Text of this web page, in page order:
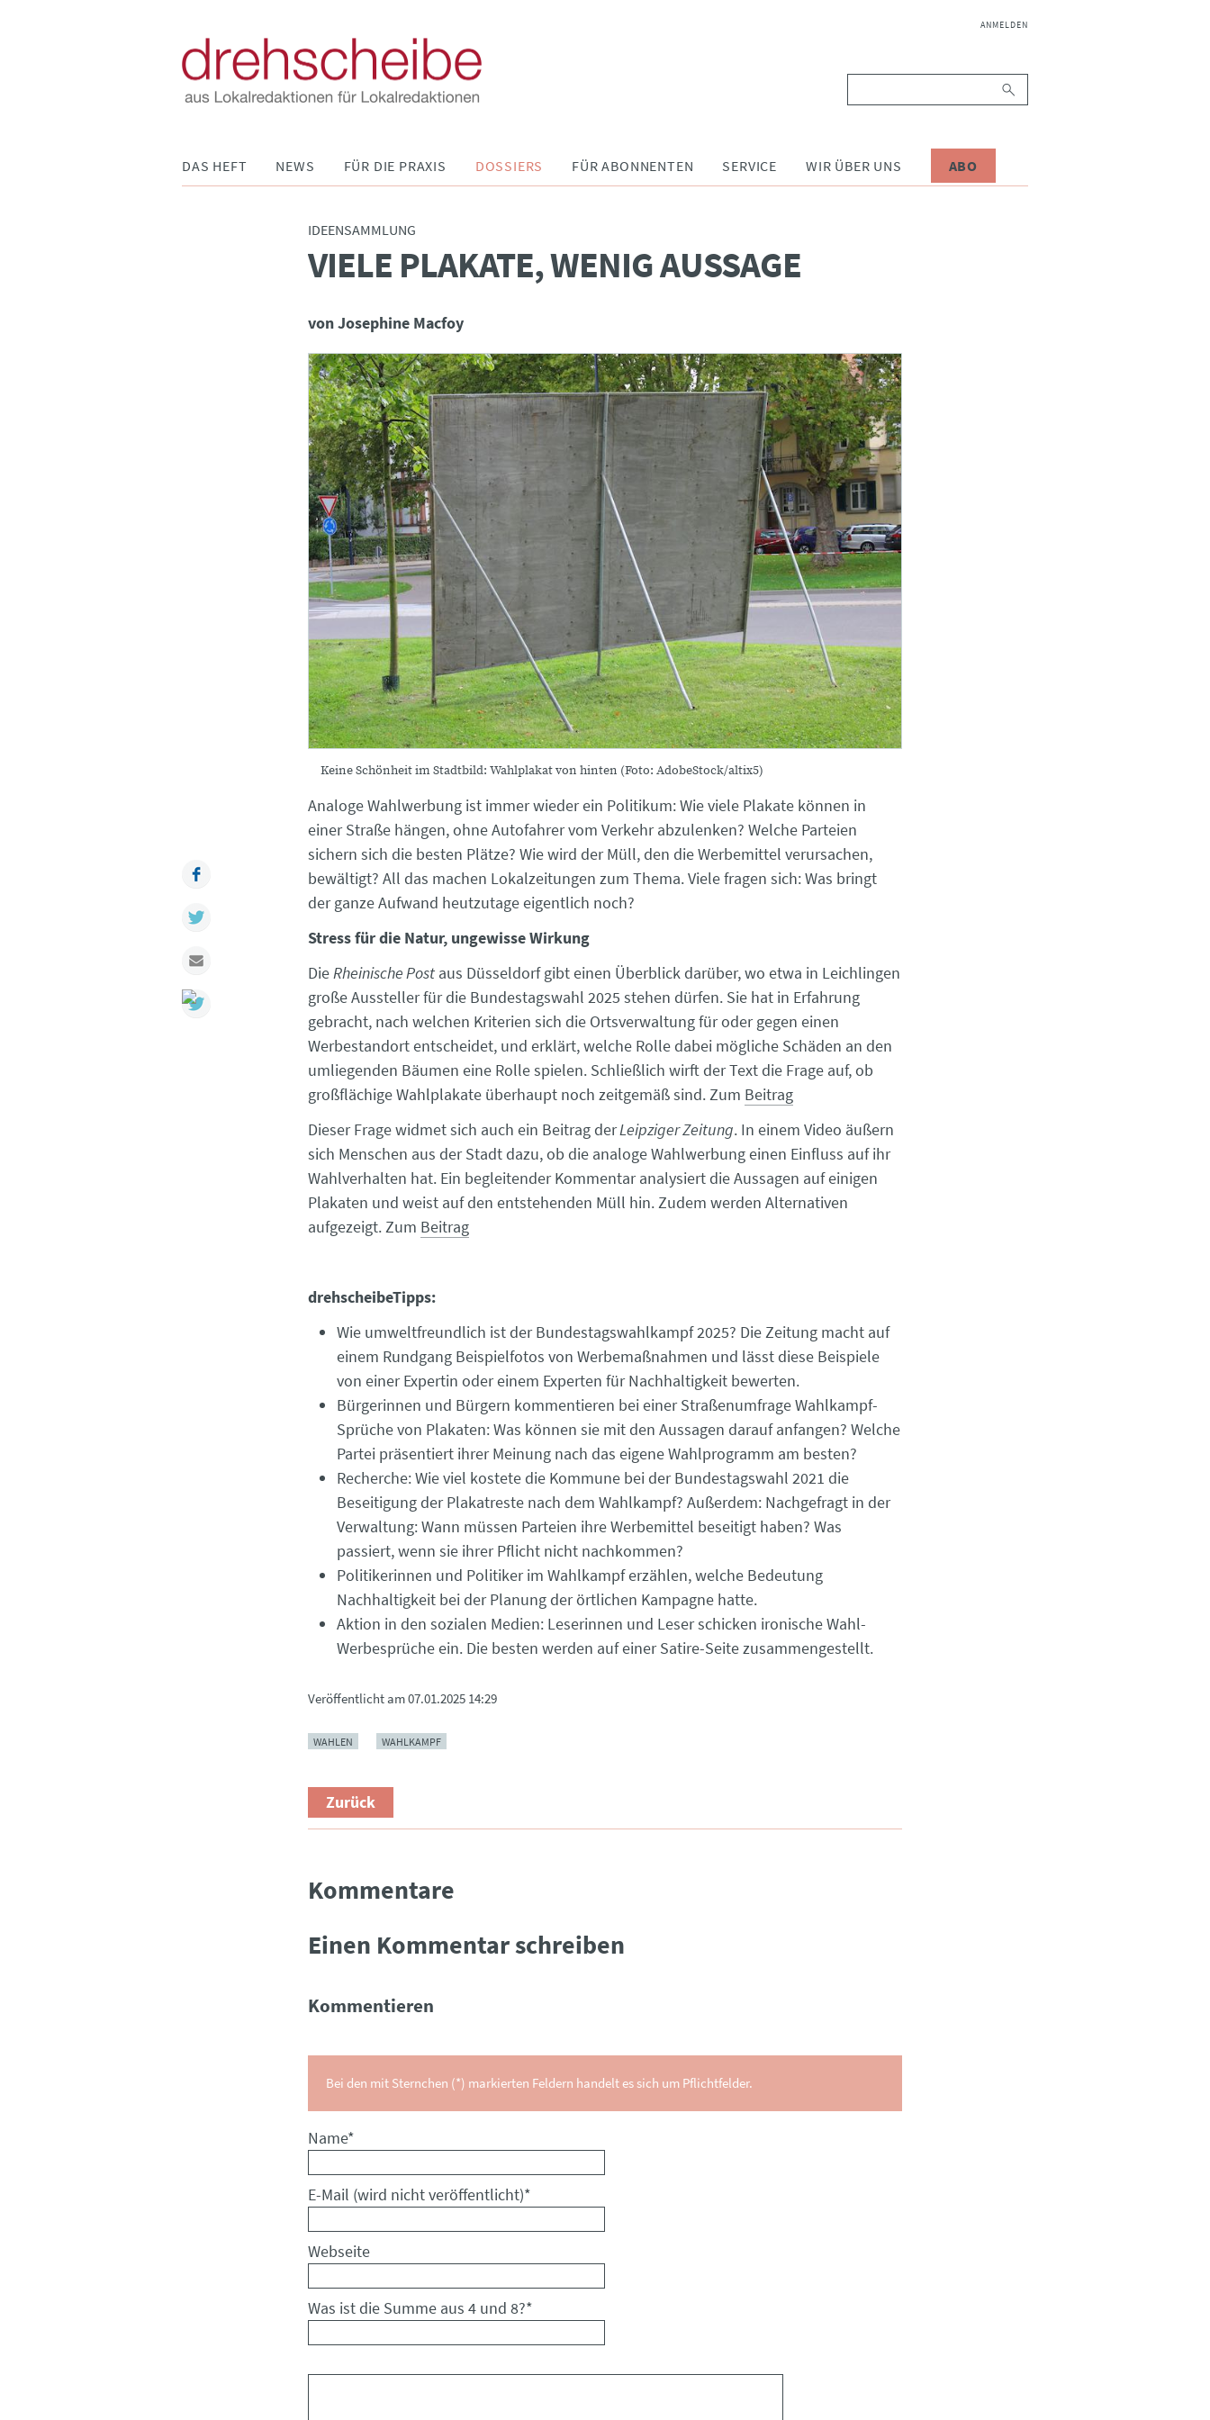
NAVIGATION
ANMELDEN
DAS HEFT NEWS FÜR DIE PRAXIS DOSSIERS FÜR ABONNENTEN SERVICE WIR ÜBER UNS ABO
IDEENSAMMLUNG
:VIELE PLAKATE, WENIG AUSSAGE
von Josephine Macfoy
Keine Schönheit im Stadtbild: Wahlplakat von hinten (Foto: AdobeStock/altix5)
Analoge Wahlwerbung ist immer wieder ein Politikum: Wie viele Plakate können in
einer Straße hängen, ohne Autofahrer vom Verkehr abzulenken? Welche Parteien
sichern sich die besten Plätze? Wie wird der Müll, den die Werbemittel verursachen,
bewältigt? All das machen Lokalzeitungen zum Thema. Viele fragen sich: Was bringt
der ganze Aufwand heutzutage eigentlich noch?
Stress für die Natur, ungewisse Wirkung
DieRheinische Post aus Düsseldorf gibt einen Überblick darüber, wo etwa in Leichlingen
große Aussteller für die Bundestagswahl 2025 stehen dürfen. Sie hat in Erfahrung
gebracht, nach welchen Kriterien sich die Ortsverwaltung für oder gegen einen
Werbestandort entscheidet, und erklärt, welche Rolle dabei mögliche Schäden an den
umliegenden Bäumen eine Rolle spielen. Schließlich wirft der Text die Frage auf, ob
großflächige Wahlplakate überhaupt noch zeitgemäß sind. Zum Beitrag
Dieser Frage widmet sich auch ein Beitrag derLeipziger Zeitung. In einem Video äußern
sich Menschen aus der Stadt dazu, ob die analoge Wahlwerbung einen Einfluss auf ihr
Wahlverhalten hat. Ein begleitender Kommentar analysiert die Aussagen auf einigen
Plakaten und weist auf den entstehenden Müll hin. Zudem werden Alternativen
aufgezeigt. Zum Beitrag
drehscheibeTipps:
Wie umweltfreundlich ist der Bundestagswahlkampf 2025? Die Zeitung macht auf
einem Rundgang Beispielfotos von Werbemaßnahmen und lässt diese Beispiele
von einer Expertin oder einem Experten für Nachhaltigkeit bewerten.
Bürgerinnen und Bürgern kommentieren bei einer Straßenumfrage Wahlkampf-
Sprüche von Plakaten: Was können sie mit den Aussagen darauf anfangen? Welche
Partei präsentiert ihrer Meinung nach das eigene Wahlprogramm am besten?
Recherche: Wie viel kostete die Kommune bei der Bundestagswahl 2021 die
Beseitigung der Plakatreste nach dem Wahlkampf? Außerdem: Nachgefragt in der
Verwaltung: Wann müssen Parteien ihre Werbemittel beseitigt haben? Was
passiert, wenn sie ihrer Pflicht nicht nachkommen?
Politikerinnen und Politiker im Wahlkampf erzählen, welche Bedeutung
Nachhaltigkeit bei der Planung der örtlichen Kampagne hatte.
Aktion in den sozialen Medien: Leserinnen und Leser schicken ironische Wahl-
Werbesprüche ein. Die besten werden auf einer Satire-Seite zusammengestellt.
Veröffentlicht am07.01.2025 14:29
WAHLEN WAHLKAMPF
Zurück
Kommentare
Einen Kommentar schreiben
Kommentieren
Bei den mit Sternchen (*) markierten Feldern handelt es sich um Pflichtfelder.
Pflichtfeld
Name*
Pflichtfeld
E-Mail (wird nicht veröffentlicht)*
Webseite
Was ist die Summe aus 4 und 8?*